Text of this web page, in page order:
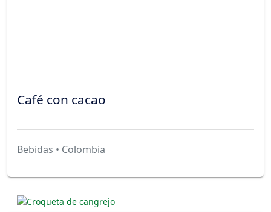
Café con cacao
Bebidas • Colombia